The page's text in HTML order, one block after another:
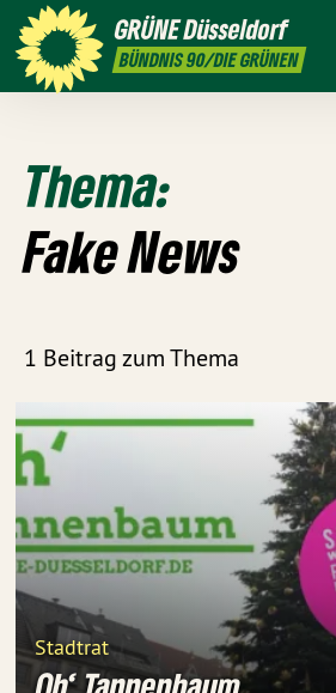
GRÜNEDüsseldorf
BÜNDNIS 90/DIE GRÜNEN
GRÜNFUNK Presse
Stadtbezirke Termine
Thema:
Fake News
1 Beitrag zum Thema
Stadtrat